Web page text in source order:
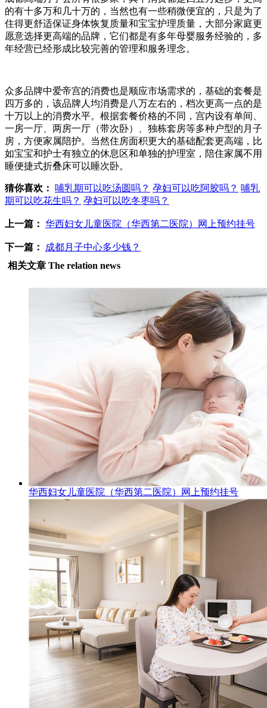
的有十多万和几十万的，当然也有一些稍微便宜的，只是为了
住得更舒适保证身体恢复质量和宝宝护理质量，大部分家庭更
愿意选择更高端的品牌，它们都是有多年母婴服务经验的，多
年经营已经形成比较完善的管理和服务理念。
众多品牌中爱帝宫的消费也是顺应市场需求的，基础的套餐是
四万多的，该品牌人均消费是八万左右的，档次更高一点的是
十万以上的消费水平。根据套餐价格的不同，宫内设有单间、
一房一厅、两房一厅（带次卧）、独栋套房等多种户型的月子
房，方便家属陪护。当然住房面积更大的基础配套更高端，比
如宝宝和护士有独立的休息区和单独的护理室，陪住家属不用
睡便捷式折叠床可以睡次卧。
猜你喜欢： 哺乳期可以吃汤圆吗？ 孕妇可以吃阿胶吗？ 哺乳
期可以吃花生吗？ 孕妇可以吃冬枣吗？
上一篇： 华西妇女儿童医院（华西第二医院）网上预约挂号
下一篇：
成都月子中心多少钱？
相关文章 The relation news
华西妇女儿童医院（华西第二医院）网上预约挂号